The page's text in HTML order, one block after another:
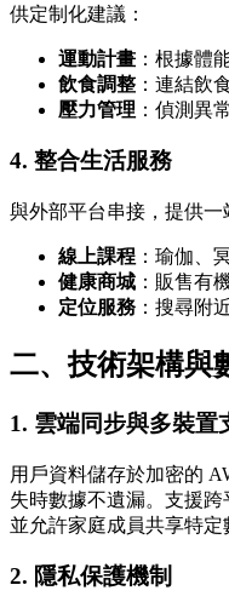
供定制化建議：
運動計畫 ：根據體
飲食調整 ：連結飲
壓力管理 ：偵測異
4. 整合生活服務
與外部平台串接，提供一
線上課程 ：瑜伽、
健康商城 ：販售有
定位服務 ：搜尋附
二、技術架構與
1. 雲端同步與多裝置
用戶資料儲存於加密的
失時數據不遺漏。支援跨
並允許家庭成員共享特定
2. 隱私保護機制